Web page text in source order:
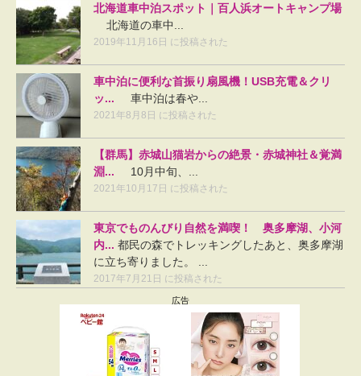
北海道車中泊スポット｜百人浜オートキャンプ場
北海道の車中...
2019年11月16日 に投稿された
車中泊に便利な首振り扇風機！USB充電＆クリ
ッ...
車中泊は春や...
2021年8月8日 に投稿された
【群馬】赤城山猫岩からの絶景・赤城神社＆覚満
淵...
10月中旬、...
2021年10月17日 に投稿された
東京でものんびり自然を満喫！ 奥多摩湖、小河
内... 都民の森でトレッキングしたあと、奥多摩湖
に立ち寄りました。 ...
2017年7月21日 に投稿された
広告